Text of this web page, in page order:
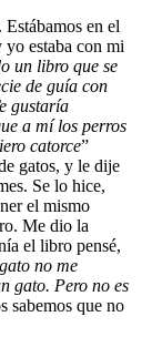
en el
estaba con mi
un libro que se
de guía con
gustaría
a mí los perros
catorce”
gatos, y le dije
Se lo hice,
el mismo
Me dio la
el libro pensé,
no me
gato. Pero no es
sabemos que no